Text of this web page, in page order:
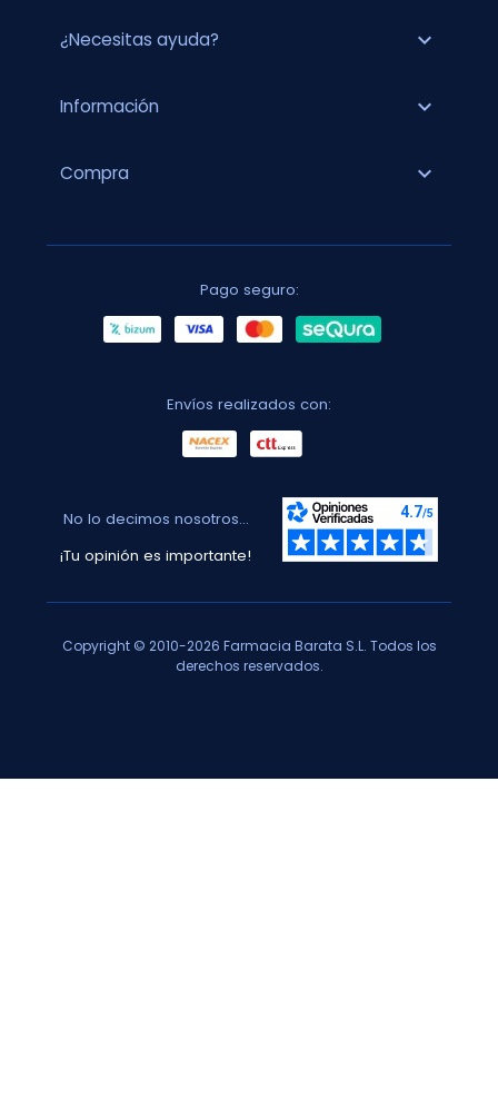
¿Necesitas ayuda? expand_more
Información expand_more
Compra expand_more
Pago seguro:
Envíos realizados con:
No lo decimos nosotros...
¡Tu opinión es importante!
Copyright © 2010-2026 Farmacia Barata S.L. Todos los
derechos reservados.